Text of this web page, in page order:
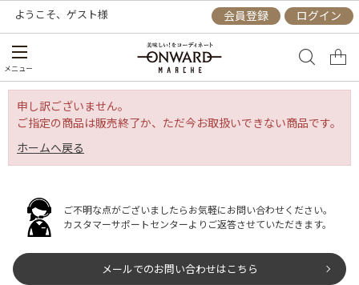
ようこそ、 ゲスト様 会員登録 ログイン
メニュー
申し訳ございません。
ご指定の商品は販売終了か、ただ今お取扱いできない商品です。
ホームへ戻る
ご不明な点がございましたらお気軽にお問い合わせください。
カスタマーサポートセンターよりご返答させていただきます。
メールでのお問い合わせはこちら